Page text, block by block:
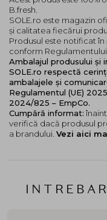
B.fresh.
SOLE.ro este magazin
și calitatea fiecărui
Produsul este notificat în
conform Regulamentului
Ambalajul produsului
SOLE.ro respectă
ambalajele și
Regulamentul (UE)
2024/825 – EmpCo.
Cumpără informat:
verifică dacă produsul
a brandului. Vezi aici